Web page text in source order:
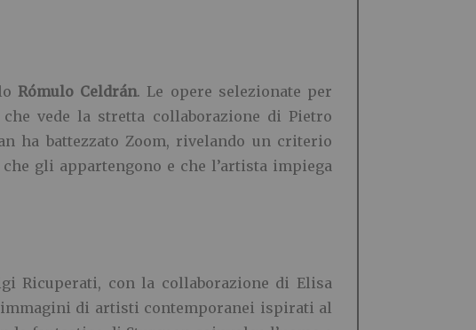
Rómulo Celdrán. Le opere selezionate per
vede la stretta collaborazione di Pietro
ha battezzato Zoom, rivelando un criterio
gli appartengono e che l’artista impiega
Ricuperati, con la collaborazione di Elisa
di artisti contemporanei ispirati al